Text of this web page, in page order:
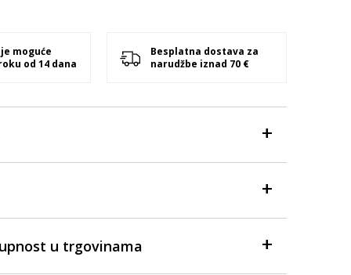
moguće
od 14 dana
Besplatna dostava za
narudžbe iznad 70 €
u trgovinama